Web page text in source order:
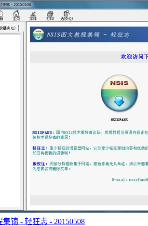
锦 - 轻狂志 - 20150508